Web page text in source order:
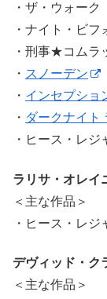
・ザ・ウォーク
・ナイト・ビ
・刑事★コムラ
・ スノーデン
・ インセプショ
・ ダークナイト
・ヒース・レ
ラリサ・オレイ
＜主な作品＞
・ヒース・レ
デヴィッド・ク
＜主な作品＞